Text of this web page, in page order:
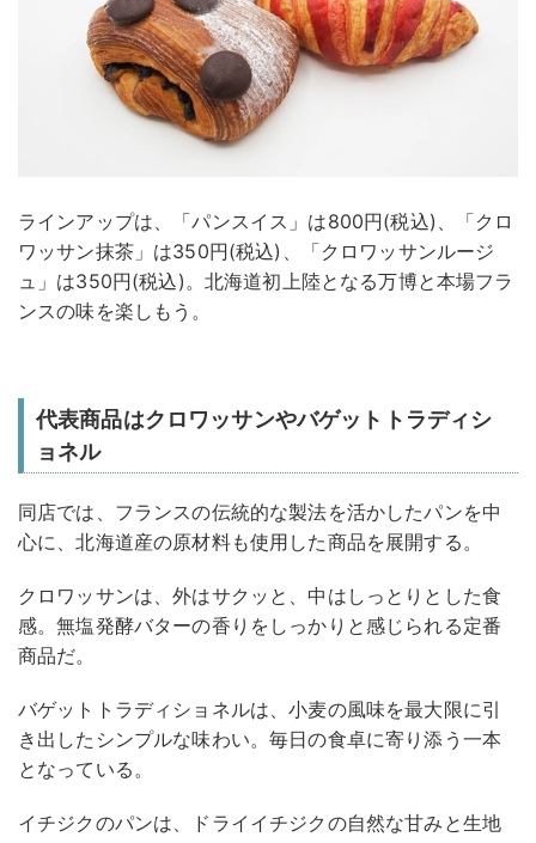
ラインアップは、「パンスイス」は800円(税込)、「クロ
ワッサン抹茶」は350円(税込)、「クロワッサンルージ
ュ」は350円(税込)。北海道初上陸となる万博と本場フラ
ンスの味を楽しもう。
代表商品はクロワッサンやバゲットトラディシ
ョネル
同店では、フランスの伝統的な製法を活かしたパンを中
心に、北海道産の原材料も使用した商品を展開する。
クロワッサンは、外はサクッと、中はしっとりとした食
感。無塩発酵バターの香りをしっかりと感じられる定番
商品だ。
バゲットトラディショネルは、小麦の風味を最大限に引
き出したシンプルな味わい。毎日の食卓に寄り添う一本
となっている。
イチジクのパンは、ドライイチジクの自然な甘みと生地